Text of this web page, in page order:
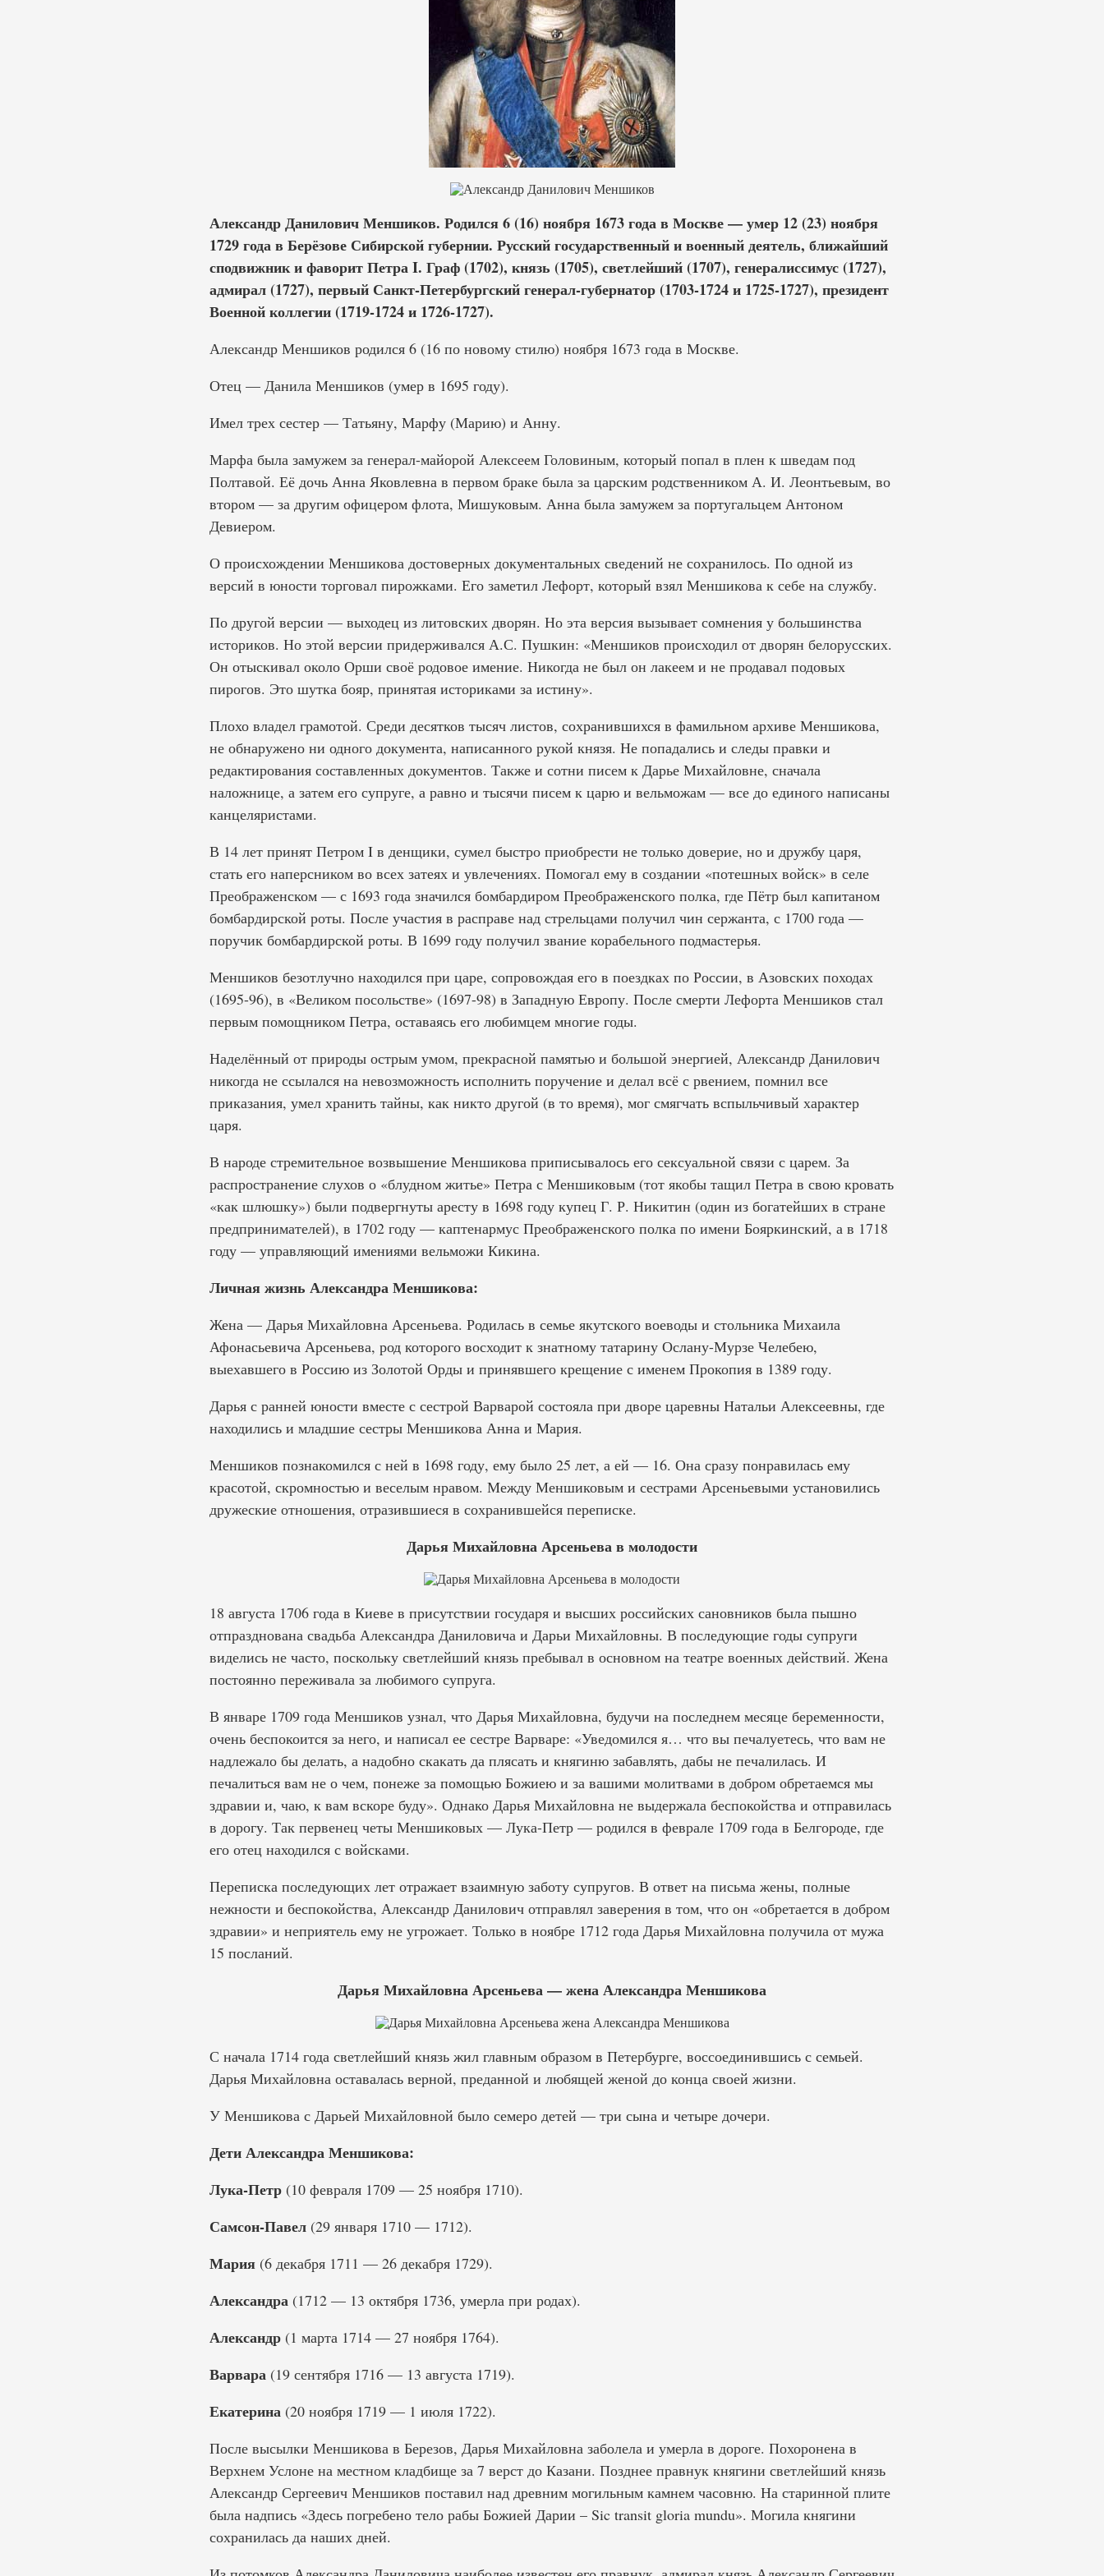
Александр Данилович Меншиков. Родился 6 (16) ноября 1673 года в Москве — умер 12 (23) ноября
1729 года в Берёзове Сибирской губернии. Русский государственный и военный деятель, ближайший
сподвижник и фаворит Петра I. Граф (1702), князь (1705), светлейший (1707), генералиссимус (1727),
адмирал (1727), первый Санкт-Петербургский генерал-губернатор (1703-1724 и 1725-1727), президент
Военной коллегии (1719-1724 и 1726-1727).
Александр Меншиков родился 6 (16 по новому стилю) ноября 1673 года в Москве.
Отец — Данила Меншиков (умер в 1695 году).
Имел трех сестер — Татьяну, Марфу (Марию) и Анну.
Марфа была замужем за генерал-майорой Алексеем Головиным, который попал в плен к шведам под
Полтавой. Её дочь Анна Яковлевна в первом браке была за царским родственником А. И. Леонтьевым, во
втором — за другим офицером флота, Мишуковым. Анна была замужем за португальцем Антоном
Девиером.
О происхождении Меншикова достоверных документальных сведений не сохранилось. По одной из
версий в юности торговал пирожками. Его заметил Лефорт, который взял Меншикова к себе на службу.
По другой версии — выходец из литовских дворян. Но эта версия вызывает сомнения у большинства
историков. Но этой версии придерживался А.С. Пушкин: «Меншиков происходил от дворян белорусских.
Он отыскивал около Орши своё родовое имение. Никогда не был он лакеем и не продавал подовых
пирогов. Это шутка бояр, принятая историками за истину».
Плохо владел грамотой. Среди десятков тысяч листов, сохранившихся в фамильном архиве Меншикова,
не обнаружено ни одного документа, написанного рукой князя. Не попадались и следы правки и
редактирования составленных документов. Также и сотни писем к Дарье Михайловне, сначала
наложнице, а затем его супруге, а равно и тысячи писем к царю и вельможам — все до единого написаны
канцеляристами.
В 14 лет принят Петром I в денщики, сумел быстро приобрести не только доверие, но и дружбу царя,
стать его наперсником во всех затеях и увлечениях. Помогал ему в создании «потешных войск» в селе
Преображенском — с 1693 года значился бомбардиром Преображенского полка, где Пётр был капитаном
бомбардирской роты. После участия в расправе над стрельцами получил чин сержанта, с 1700 года —
поручик бомбардирской роты. В 1699 году получил звание корабельного подмастерья.
Меншиков безотлучно находился при царе, сопровождая его в поездках по России, в Азовских походах
(1695-96), в «Великом посольстве» (1697-98) в Западную Европу. После смерти Лефорта Меншиков стал
первым помощником Петра, оставаясь его любимцем многие годы.
Наделённый от природы острым умом, прекрасной памятью и большой энергией, Александр Данилович
никогда не ссылался на невозможность исполнить поручение и делал всё с рвением, помнил все
приказания, умел хранить тайны, как никто другой (в то время), мог смягчать вспыльчивый характер
царя.
В народе стремительное возвышение Меншикова приписывалось его сексуальной связи с царем. За
распространение слухов о «блудном житье» Петра с Меншиковым (тот якобы тащил Петра в свою кровать
«как шлюшку») были подвергнуты аресту в 1698 году купец Г. Р. Никитин (один из богатейших в стране
предпринимателей), в 1702 году — каптенармус Преображенского полка по имени Бояркинский, а в 1718
году — управляющий имениями вельможи Кикина.
Личная жизнь Александра Меншикова:
Жена — Дарья Михайловна Арсеньева. Родилась в семье якутского воеводы и стольника Михаила
Афонасьевича Арсеньева, род которого восходит к знатному татарину Ослану-Мурзе Челебею,
выехавшего в Россию из Золотой Орды и принявшего крещение с именем Прокопия в 1389 году.
Дарья с ранней юности вместе с сестрой Варварой состояла при дворе царевны Натальи Алексеевны, где
находились и младшие сестры Меншикова Анна и Мария.
Меншиков познакомился с ней в 1698 году, ему было 25 лет, а ей — 16. Она сразу понравилась ему
красотой, скромностью и веселым нравом. Между Меншиковым и сестрами Арсеньевыми установились
дружеские отношения, отразившиеся в сохранившейся переписке.
Дарья Михайловна Арсеньева в молодости
18 августа 1706 года в Киеве в присутствии государя и высших российских сановников была пышно
отпразднована свадьба Александра Даниловича и Дарьи Михайловны. В последующие годы супруги
виделись не часто, поскольку светлейший князь пребывал в основном на театре военных действий. Жена
постоянно переживала за любимого супруга.
В январе 1709 года Меншиков узнал, что Дарья Михайловна, будучи на последнем месяце беременности,
очень беспокоится за него, и написал ее сестре Варваре: «Уведомился я… что вы печалуетесь, что вам не
надлежало бы делать, а надобно скакать да плясать и княгиню забавлять, дабы не печалилась. И
печалиться вам не о чем, понеже за помощью Божиею и за вашими молитвами в добром обретаемся мы
здравии и, чаю, к вам вскоре буду». Однако Дарья Михайловна не выдержала беспокойства и отправилась
в дорогу. Так первенец четы Меншиковых — Лука-Петр — родился в феврале 1709 года в Белгороде, где
его отец находился с войсками.
Переписка последующих лет отражает взаимную заботу супругов. В ответ на письма жены, полные
нежности и беспокойства, Александр Данилович отправлял заверения в том, что он «обретается в добром
здравии» и неприятель ему не угрожает. Только в ноябре 1712 года Дарья Михайловна получила от мужа
15 посланий.
Дарья Михайловна Арсеньева — жена Александра Меншикова
С начала 1714 года светлейший князь жил главным образом в Петербурге, воссоединившись с семьей.
Дарья Михайловна оставалась верной, преданной и любящей женой до конца своей жизни.
У Меншикова с Дарьей Михайловной было семеро детей — три сына и четыре дочери.
Дети Александра Меншикова:
Лука-Петр(10 февраля 1709 — 25 ноября 1710).
Самсон-Павел(29 января 1710 — 1712).
Мария(6 декабря 1711 — 26 декабря 1729).
Александра(1712 — 13 октября 1736, умерла при родах).
Александр(1 марта 1714 — 27 ноября 1764).
Варвара(19 сентября 1716 — 13 августа 1719).
Екатерина(20 ноября 1719 — 1 июля 1722).
После высылки Меншикова в Березов, Дарья Михайловна заболела и умерла в дороге. Похоронена в
Верхнем Услоне на местном кладбище за 7 верст до Казани. Позднее правнук княгини светлейший князь
Александр Сергеевич Меншиков поставил над древним могильным камнем часовню. На старинной плите
была надпись «Здесь погребено тело рабы Божией Дарии – Sic transit gloria mundu». Могила княгини
сохранилась да наших дней.